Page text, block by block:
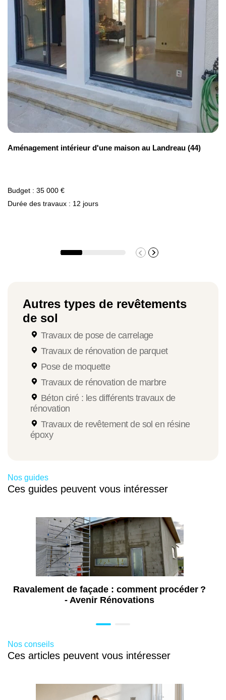
Aménagement intérieur d'une maison au Landreau (44)
Budget : 35 000 €
Durée des travaux : 12 jours
Autres types de revêtements
de sol
Travaux de pose de carrelage
Travaux de rénovation de parquet
Pose de moquette
Travaux de rénovation de marbre
Béton ciré : les différents travaux de
rénovation
Travaux de revêtement de sol en résine
époxy
Nos guides
Ces guides peuvent vous intéresser
Ravalement de façade : comment procéder ?
- Avenir Rénovations
Nos conseils
Ces articles peuvent vous intéresser